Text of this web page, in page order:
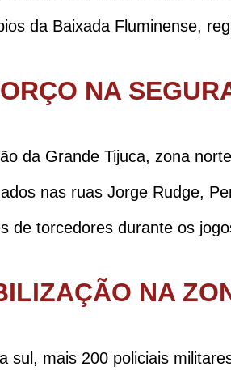
da Baixada Fluminense,
NA
da Grande Tijuca, zona
nas ruas Jorge Rudge,
de torcedores durante os
NA
sul, mais 200 policiais